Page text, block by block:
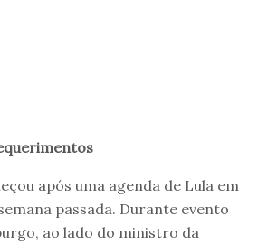
após uma agenda de Lula em
passada. Durante evento
ao lado do ministro da